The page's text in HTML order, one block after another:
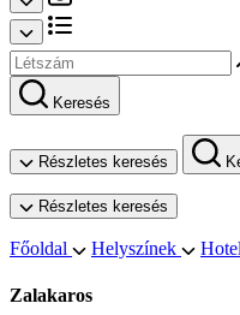
Keresés
Részletes keresés
Részletes keresés
Főoldal Helyszínek
Zalakaros